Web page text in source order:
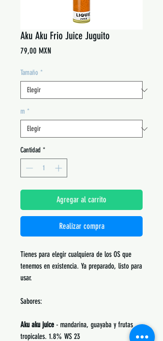
Aku Aku Frio Juice Juguito
79,00 MXNPrecio
Tamaño *
m *
Cantidad *
Agregar al carrito
Realizar compra
Tienes para elegir cualquiera de los OS que
tenemos en existencia. Ya preparado, listo para
usar.
Sabores:
Aku aku juice - mandarina, guayaba y frutas
tropicales. 1.8% WS 23